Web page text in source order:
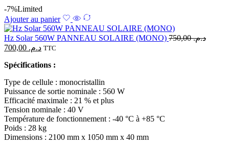
-7%Limited
Ajouter au panier
Hz Solar 560W PANNEAU SOLAIRE (MONO) د.م.750,00
د.م. TTC
Spécifications :
Type de cellule : monocristallin
Puissance de sortie nominale : 560 W
Efficacité maximale : 21 % et plus
Tension nominale : 40 V
Température de fonctionnement : -40 °C à +85 °C
Poids : 28 kg
Dimensions : 2100 mm x 1050 mm x 40 mm